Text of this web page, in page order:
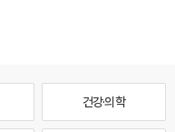
건강·의학